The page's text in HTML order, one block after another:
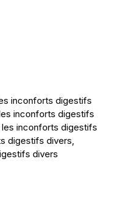
inconforts digestifs
inconforts digestifs
les inconforts digestifs
digestifs divers,
divers